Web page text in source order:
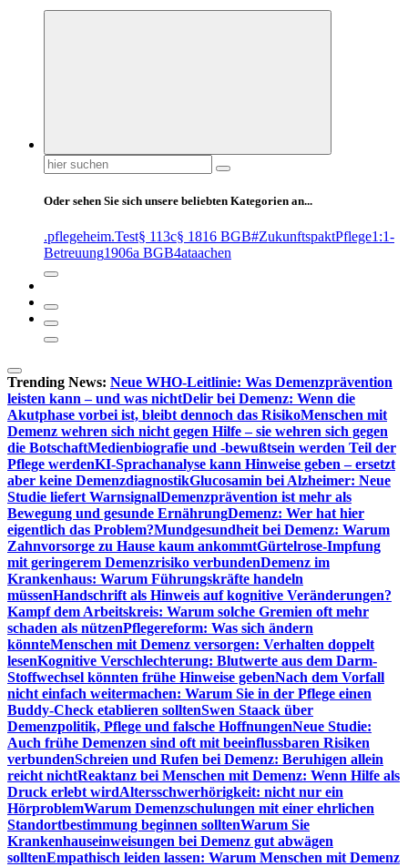
Suchen
nach:
Oder sehen Sie sich unsere beliebten Kategorien an...
.pflegeheim.Test§ 113c§ 1816 BGB#ZukunftspaktPflege1:1-
Betreuung1906a BGB4ataachen
Trending News: Neue WHO-Leitlinie: Was Demenzprävention
leisten kann – und was nichtDelir bei Demenz: Wenn die
Akutphase vorbei ist, bleibt dennoch das RisikoMenschen mit
Demenz wehren sich nicht gegen Hilfe – sie wehren sich gegen
die BotschaftMedienbiografie und -bewußtsein werden Teil der
Pflege werdenKI-Sprachanalyse kann Hinweise geben – ersetzt
aber keine DemenzdiagnostikGlucosamin bei Alzheimer: Neue
Studie liefert WarnsignalDemenzprävention ist mehr als
Bewegung und gesunde ErnährungDemenz: Wer hat hier
eigentlich das Problem?Mundgesundheit bei Demenz: Warum
Zahnvorsorge zu Hause kaum ankommtGürtelrose-Impfung
mit geringerem Demenzrisiko verbundenDemenz im
Krankenhaus: Warum Führungskräfte handeln
müssenHandschrift als Hinweis auf kognitive Veränderungen?
Kampf dem Arbeitskreis: Warum solche Gremien oft mehr
schaden als nützenPflegereform: Was sich ändern
könnteMenschen mit Demenz versorgen: Verhalten doppelt
lesenKognitive Verschlechterung: Blutwerte aus dem Darm-
Stoffwechsel könnten frühe Hinweise gebenNach dem Vorfall
nicht einfach weitermachen: Warum Sie in der Pflege einen
Buddy-Check etablieren solltenSwen Staack über
Demenzpolitik, Pflege und falsche HoffnungenNeue Studie:
Auch frühe Demenzen sind oft mit beeinflussbaren Risiken
verbundenSchreien und Rufen bei Demenz: Beruhigen allein
reicht nichtReaktanz bei Menschen mit Demenz: Wenn Hilfe als
Druck erlebt wirdAltersschwerhörigkeit: nicht nur ein
HörproblemWarum Demenzschulungen mit einer ehrlichen
Standortbestimmung beginnen solltenWarum Sie
Krankenhauseinweisungen bei Demenz gut abwägen
solltenEmpathisch leiden lassen: Warum Menschen mit Demenz